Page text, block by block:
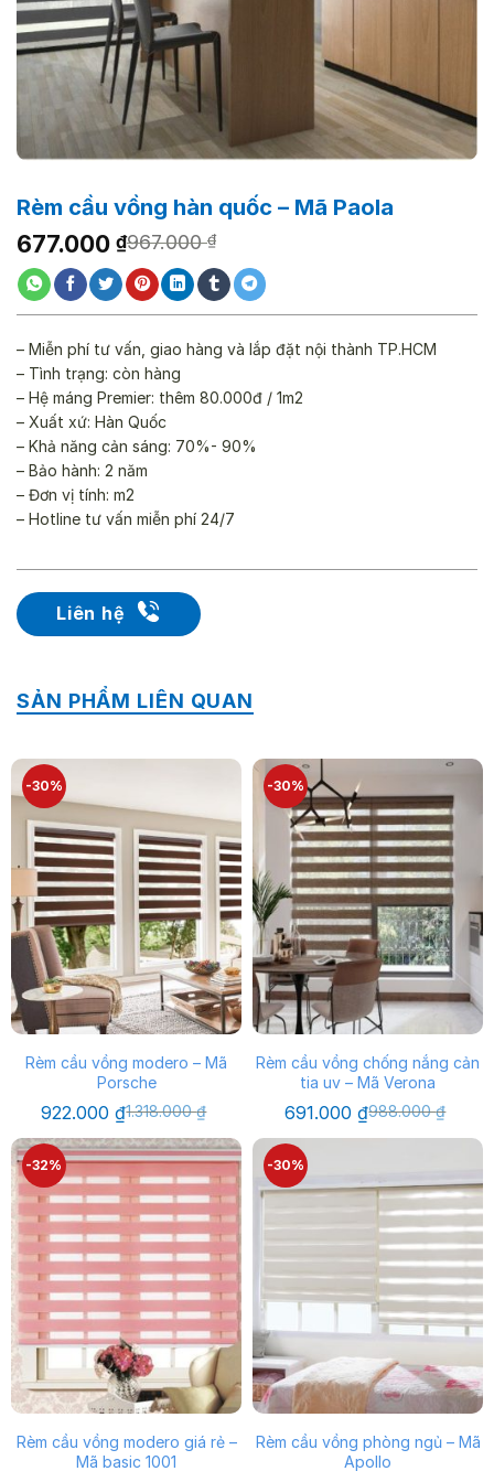
Rèm cầu vồng hàn quốc – Mã Paola
967.000₫
Giá
gốc
là:
967.000 ₫.
677.000 ₫
Giá
hiện
tại
là:
677.000 ₫.
Liên hệ
– Miễn phí tư vấn, giao hàng và lắp đặt nội thành TP.HCM
– Tình trạng: còn hàng
– Hệ máng Premier: thêm 80.000đ / 1m2
– Xuất xứ: Hàn Quốc
– Khả năng cản sáng: 70%- 90%
– Bảo hành: 2 năm
– Đơn vị tính: m2
– Hotline tư vấn miễn phí 24/7
SẢN PHẨM LIÊN QUAN
-30%
Rèm cầu vồng modero – Mã
Porsche
1.318.000₫
Giá
là:
1.318.000 ₫.
922.000₫Giá
tại
là:
922.000 ₫.
-30%
Rèm cầu vồng chống nắng cản
tia uv – Mã Verona
988.000₫
Giá
gốc
691.000₫Giá
hiện
691.000 ₫.
-32%
Rèm cầu vồng modero giá rẻ –
Mã basic 1001
-30%
Rèm cầu vồng phòng ngủ – Mã
Apollo